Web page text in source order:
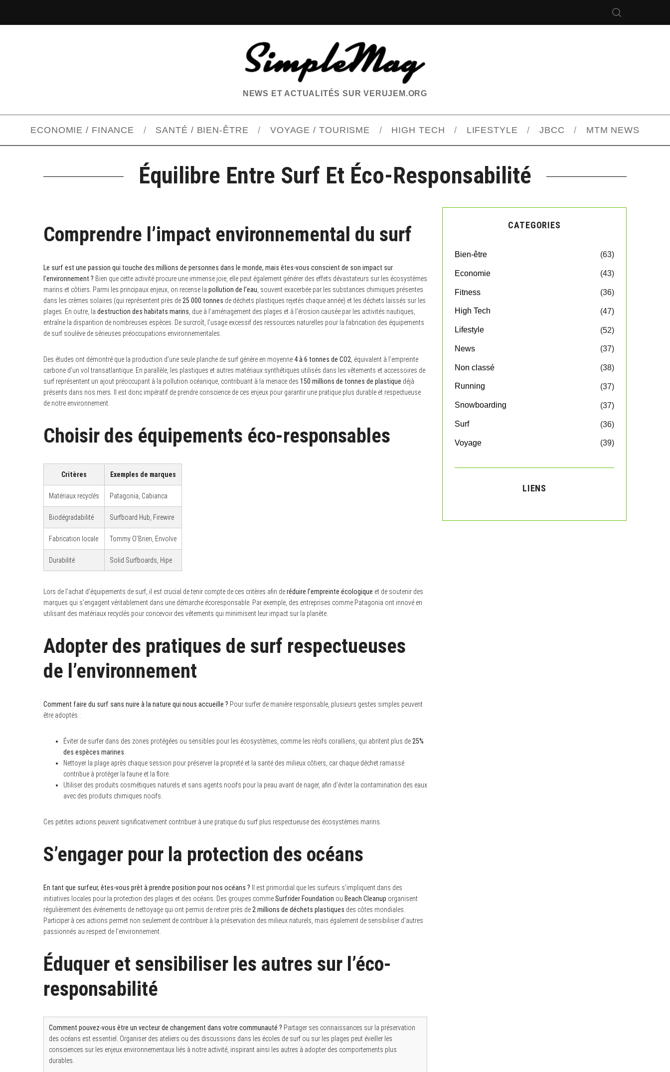
NEWS ET ACTUALITÉS SUR VERUJEM.ORG
ECONOMIE / FINANCE SANTÉ / BIEN-ÊTRE VOYAGE / TOURISME HIGH TECH LIFESTYLE JBCC MTM NEWS
Équilibre Entre Surf Et Éco-Responsabilité
Comprendre l’impact environnemental du surf
Le surf est une passion qui touche des millions de personnes dans le monde, mais êtes-vous conscient de son impact sur
l’environnement ? Bien que cette activité procure une immense joie, elle peut également générer des effets dévastateurs sur les écosystèmes
marins et côtiers. Parmi les principaux enjeux, on recense la pollution de l’eau , souvent exacerbée par les substances chimiques présentes
dans les crèmes solaires (qui représentent près de 25 000 tonnes de déchets plastiques rejetés chaque année) et les déchets laissés sur les
plages. En outre, la destruction des habitats marins , due à l’aménagement des plages et à l’érosion causée par les activités nautiques,
entraîne la disparition de nombreuses espèces. De surcroît, l’usage excessif des ressources naturelles pour la fabrication des équipements
de surf soulève de sérieuses préoccupations environnementales.
Des études ont démontré que la production d’une seule planche de surf génère en moyenne 4 à 6 tonnes de CO2 , équivalent à l’empreinte
carbone d’un vol transatlantique. En parallèle, les plastiques et autres matériaux synthétiques utilisés dans les vêtements et accessoires de
surf représentent un ajout préoccupant à la pollution océanique, contribuant à la menace des 150 millions de tonnes de plastique déjà
présents dans nos mers. Il est donc impératif de prendre conscience de ces enjeux pour garantir une pratique plus durable et respectueuse
de notre environnement.
Choisir des équipements éco-responsables
Critères Exemples de marques
Matériaux recyclés Patagonia, Cabianca
Biodégradabilité Surfboard Hub, Firewire
Fabrication locale Tommy O’Brien, Envolve
Durabilité Solid Surfboards, Hipe
Lors de l’achat d’équipements de surf, il est crucial de tenir compte de ces critères afin deréduire l’empreinte écologique et de soutenir des
marques qui s’engagent véritablement dans une démarche écoresponsable. Par exemple, des entreprises comme Patagonia ont innové en
utilisant des matériaux recyclés pour concevoir des vêtements qui minimisent leur impact sur la planète.
Adopter des pratiques de surf respectueuses
de l’environnement
Comment faire du surf sans nuire à la nature qui nous accueille ? Pour surfer de manière responsable, plusieurs gestes simples peuvent
être adoptés :
Éviter de surfer dans des zones protégées ou sensibles pour les écosystèmes, comme les récifs coralliens, qui abritent plus de 25%
des espèces marines
Nettoyer la plage après chaque session pour préserver la propreté et la santé des milieux côtiers, car chaque déchet ramassé
contribue à protéger la faune et la flore.
Utiliser des produits cosmétiques naturels et sans agents nocifs pour la peau avant de nager, afin d’éviter la contamination des eaux
avec des produits chimiques nocifs.
Ces petites actions peuvent significativement contribuer à une pratique du surf plus respectueuse des écosystèmes marins.
S’engager pour la protection des océans
En tant que surfeur, êtes-vous prêt à prendre position pour nos océans ? Il est primordial que les surfeurs s’impliquent dans des
initiatives locales pour la protection des plages et des océans. Des groupes commeSurfrider Foundation ou Beach Cleanup organisent
régulièrement des événements de nettoyage qui ont permis de retirer près de 2 millions de déchets plastiques des côtes mondiales.
Participer à ces actions permet non seulement de contribuer à la préservation des milieux naturels, mais également de sensibiliser d’autres
passionnés au respect de l’environnement.
Éduquer et sensibiliser les autres sur l’éco-
responsabilité
Comment pouvez-vous être un vecteur de changement dans votre communauté ? Partager ses connaissances sur la préservation
des océans est essentiel. Organiser des ateliers ou des discussions dans les écoles de surf ou sur les plages peut éveiller les
consciences sur les enjeux environnementaux liés à notre activité, inspirant ainsi les autres à adopter des comportements plus
durables.
CATEGORIES
Bien-être (63)
Economie (43)
Fitness (36)
High Tech (47)
Lifestyle (52)
News (37)
Non classé (38)
Running (37)
Snowboarding (37)
Surf (36)
Voyage (39)
LIENS
e
r
c
f
o
r